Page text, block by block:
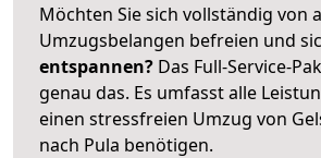
Möchten Sie sich vollständig von
Umzugsbelangen befreien und
entspannen? Das Full-Service-
genau das. Es umfasst alle
einen stressfreien Umzug von
nach Pula benötigen.